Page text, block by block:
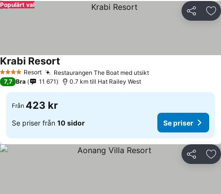
Dela
Populärt val
4 StjärnorResort Restaurangen The Boat med utsiktSe priser
Krabi Resort
7,7 Bra 11 671 0.7 km till Hat Railey West
Från 423 kr
Se priser från 10 sidor Se priser
Dela